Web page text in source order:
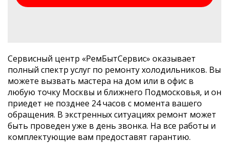
Сервисный центр «РемБытСервис» оказывает
полный спектр услуг по ремонту холодильников. Вы
можете вызвать мастера на дом или в офис в
любую точку Москвы и ближнего Подмосковья, и он
приедет не позднее 24 часов с момента вашего
обращения. В экстренных ситуациях ремонт может
быть проведен уже в день звонка. На все работы и
комплектующие вам предоставят гарантию.